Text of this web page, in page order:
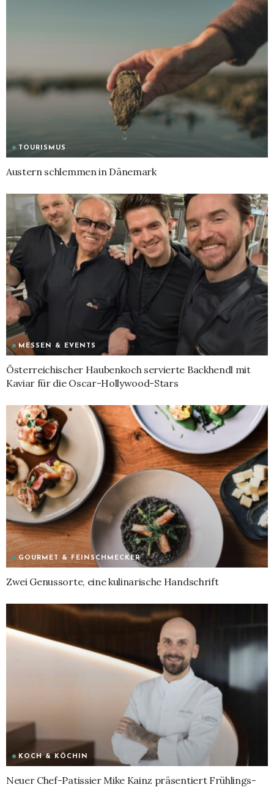
TOURISMUS
Austern schlemmen in Dänemark
MESSEN & EVENTS
Österreichischer Haubenkoch servierte Backhendl mit
Kaviar für die Oscar-Hollywood-Stars
GOURMET & FEINSCHMECKER
Zwei Genussorte, eine kulinarische Handschrift
KOCH & KÖCHIN
Neuer Chef-Patissier Mike Kainz präsentiert Frühlings-